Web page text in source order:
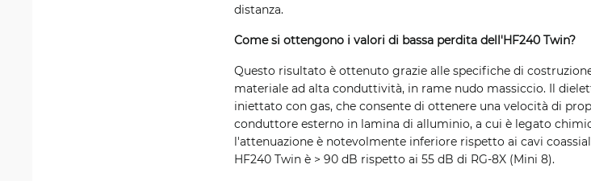
distanza.
Come si ottengono i valori di bassa perdita dell'HF240 Twin?
Questo risultato è ottenuto grazie alle specifiche di
materiale ad alta conduttività, in rame nudo massiccio. Il
iniettato con gas, che consente di ottenere una velocità di
conduttore esterno in lamina di alluminio, a cui è legato
l'attenuazione è notevolmente inferiore rispetto ai cavi
HF240 Twin è > 90 dB rispetto ai 55 dB di RG-8X (Mini 8).